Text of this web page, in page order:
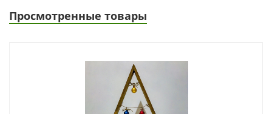
Просмотренные товары